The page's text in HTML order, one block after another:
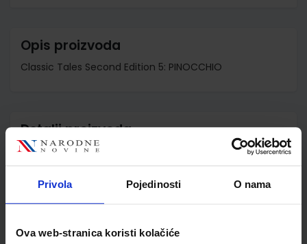
Privola Pojedinosti O nama
Ova web-stranica koristi kolačiće
Opis proizvoda
Classic Tales Second Edition 5: PINOCCHIO
Detalji proizvoda
Šifra proizvoda